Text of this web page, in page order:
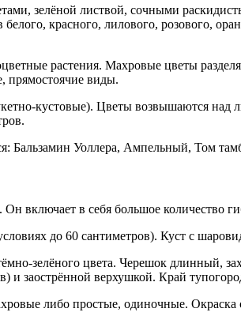
зелёной листвой, сочными
красного, лилового, розового,
растения. Махровые цветы
прямостоячие виды.
кустовые). Цветы возвышаются над
Бальзамин Уоллера, Ампельный, Том
Он включает в себя большое количество
до 60 сантиметров). Куст с
зелёного цвета. Черешок
и заострённой верхушкой. Край
либо простые, одиночные.